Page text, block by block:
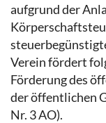
aufgrund der
Verein fördert
Förderung des
der öffentlichen
Nr. 3 AO).